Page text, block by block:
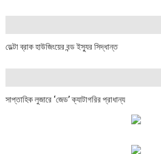
ডেল্টা ব্রাক হাউজিংয়ের বন্ড ইস্যুর সিদ্ধান্ত
সাপ্তাহিক লুজারে ‘জেড’ ক্যাটাগরির প্রাধান্য